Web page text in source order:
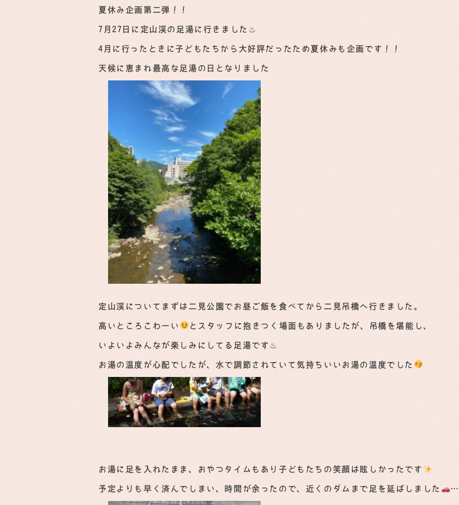
夏休み企画第二弾！！
7月27日に定山渓の足湯に行きました♨
4月に行ったときに子どもたちから大好評だったため夏休みも企画です！！
天候に恵まれ最高な足湯の日となりました☀
定山渓についてまずは二見公園でお昼ご飯を食べてから二見吊橋へ行きました。
高いところこわーい とスタッフに抱きつく場面もありましたが、吊橋を堪能し、
いよいよみんなが楽しみにしてる足湯です♨
お湯の温度が心配でしたが、水で調節されていて気持ちいいお湯の温度でした
お湯に足を入れたまま、おやつタイムもあり子どもたちの笑顔は眩しかったです
予定よりも早く済んでしまい、時間が余ったので、近くのダムまで足を延ばしました …